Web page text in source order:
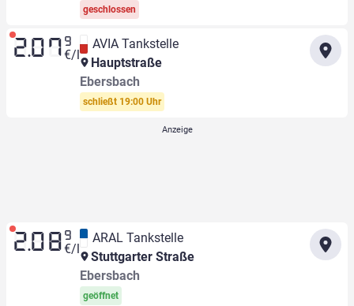
geschlossen
2.07 9
€/l
AVIA Tankstelle
Hauptstraße
Ebersbach
schließt 19:00 Uhr
2.08 9
€/l
ARAL Tankstelle
Stuttgarter Straße
Ebersbach
geöffnet